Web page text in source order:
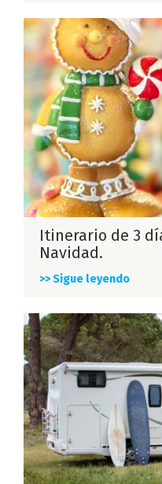
Itinerario de 3
Navidad.
>> Sigue leyendo